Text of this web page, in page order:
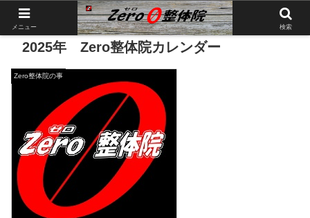
2025年 Zero整体院カレンダー
Zero整体院の事
メニュー 検索